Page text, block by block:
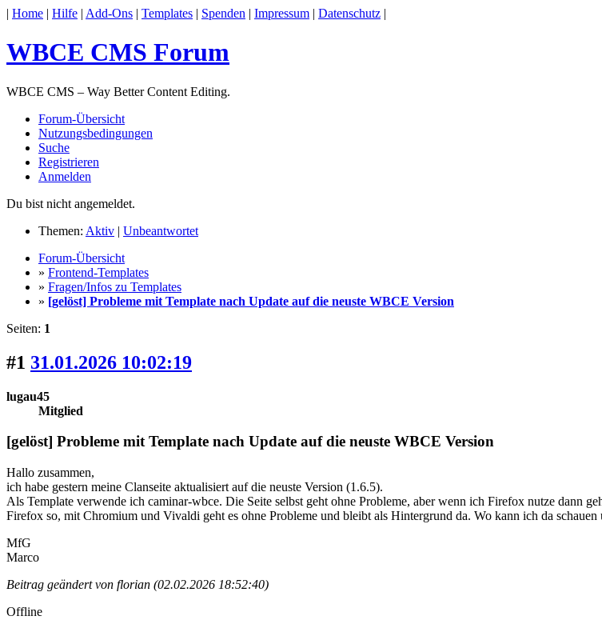
| Home | Hilfe | Add-Ons | Templates | Spenden | Impressum | Datenschutz |
WBCE CMS Forum
WBCE CMS – Way Better Content Editing.
Forum-Übersicht
Nutzungsbedingungen
Suche
Registrieren
Anmelden
Du bist nicht angemeldet.
Themen: Aktiv | Unbeantwortet
Forum-Übersicht
» Frontend-Templates
» Fragen/Infos zu Templates
» [gelöst] Probleme mit Template nach Update auf die neuste WBCE Version
Seiten: 1
#1 31.01.2026 10:02:19
lugau45
Mitglied
[gelöst] Probleme mit Template nach Update auf die neuste WBCE Version
Hallo zusammen,
ich habe gestern meine Clanseite aktualisiert auf die neuste Version (1.6.5).
Als Template verwende ich caminar-wbce. Die Seite selbst geht ohne Probleme, aber wenn ich Firefox nutze dann
Firefox so, mit Chromium und Vivaldi geht es ohne Probleme und bleibt als Hintergrund da. Wo kann ich da schauen
MfG
Marco
Beitrag geändert von florian (02.02.2026 18:52:40)
Offline